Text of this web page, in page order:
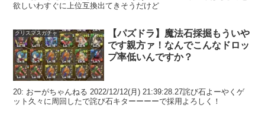
欲しいわすぐに上位互換出てきそうだけど
クリスマスガチャ
【パズドラ】魔法石採掘もういや
です親方ァ！なんでこんなドロッ
プ率低いんですか？
20: おーがちゃんねる 2022/12/12(月) 21:39:28.27詫び石よーやくゲ
ット久々に周回したで詫び石キターーーーで採用よろしく！